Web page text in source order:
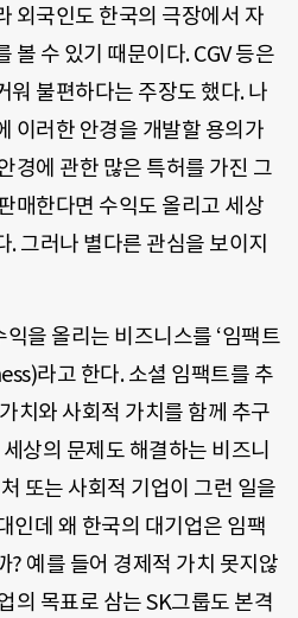
외국인도 한국의 극장에서 자
볼 수 있기 때문이다. CGV 등은
워 불편하다는 주장도 했다. 나
이러한 안경을 개발할 용의가
경에 관한 많은 특허를 가진 그
매한다면 수익도 올리고 세상
그러나 별다른 관심을 보이지
을 올리는 비즈니스를 ‘임팩트
라고 한다. 소셜 임팩트를 추
치와 사회적 가치를 함께 추구
상의 문제도 해결하는 비즈니
또는 사회적 기업이 그런 일을
인데 왜 한국의 대기업은 임팩
? 예를 들어 경제적 가치 못지않
의 목표로 삼는 SK그룹도 본격